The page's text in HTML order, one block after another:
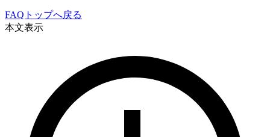
FAQトップへ戻る
本文表示